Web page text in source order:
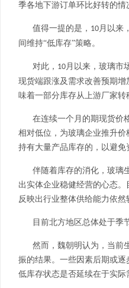
季各地下游订单环比好转的
值得一提的是， 10月以来
间维持“低库存”策略。
对此， 10月以来，玻璃市
现货端跟涨及需求改善预期
味着一部分库存从上游厂家
在连续一个月的期现货价
相对低位，为玻璃企业推升
持有大量产品库存的，以避免
伴随着库存的消化，玻璃
出实体企业稳健经营的心态
反映出行业整体供给能力依然
目前北方地区总体处于季
然而，魏朝明认为，当前
振的结果。一些因素后期或
低库存状态是否延续在于实际